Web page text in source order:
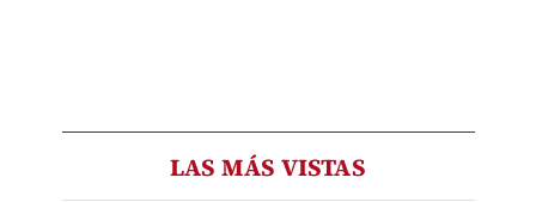
LAS MÁS VISTAS